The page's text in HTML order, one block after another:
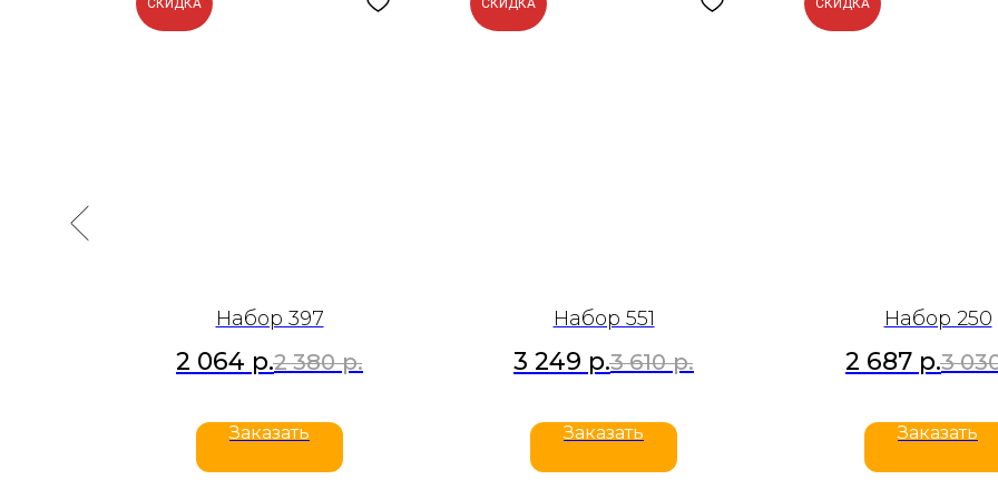
СКИДКА
Набор 397
2 064 р.2 380 р.
Заказать
СКИДКА
Набор 551
3 249 р.3 610 р.
Заказать
СКИДКА
Набор 250
2 687 р.3
Заказать